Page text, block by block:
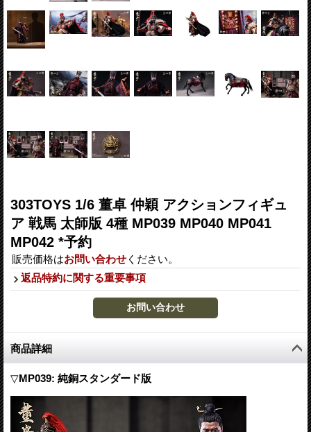
303TOYS 1/6 董卓 仲穎 アクションフィギュ
ア 戦馬 太師版 4種 MP039 MP040 MP041
MP042 *予約
販売価格はお問い合わせ ください。
返品特約に関する重要事項
商品詳細
▽MP039: 純銅スタンダード版